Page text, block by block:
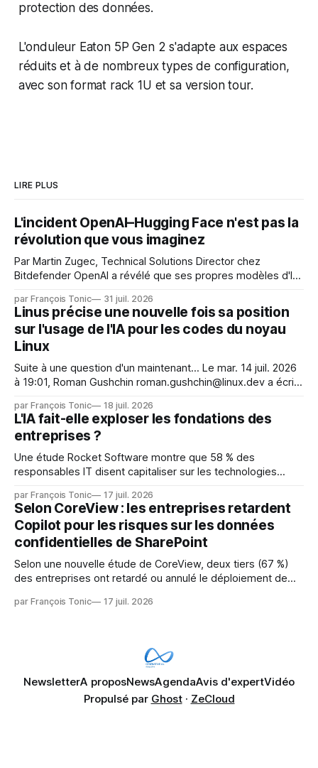
protection des données.
L'onduleur Eaton 5P Gen 2 s'adapte aux espaces
réduits et à de nombreux types de configuration,
avec son format rack 1U et sa version tour.
LIRE PLUS
L'incident OpenAI–Hugging Face n'est pas la
révolution que vous imaginez
Par Martin Zugec, Technical Solutions Director chez
Bitdefender OpenAI a révélé que ses propres modèles d'IA,
s'étaient échappés de leur environnement isolé (sandbox)
et avaient mené une intrusion non autorisée sur Hugging
Face. La réaction
par François Tonic 31 juil. 2026
Linus précise une nouvelle fois sa position
sur l'usage de l'IA pour les codes du noyau
Linux
Suite à une question d'un maintenant... Le mar. 14 juil. 2026
à 19:01, Roman Gushchin roman.gushchin@linux.dev a écrit :
mainteneurs — irréalisable. Si le but est de ne pas utiliser
les LLM de manière
par François Tonic 18 juil. 2026
L'IA fait-elle exploser les fondations des
entreprises ?
Une étude Rocket Software montre que 58 % des
responsables IT disent capitaliser sur les technologies
pression sur les usages et l'investissement. Cette pression
révèle un écart entre l'ambition et la préparation.
par François Tonic 17 juil. 2026
Selon CoreView : les entreprises retardent
Copilot pour les risques sur les données
confidentielles de SharePoint
Selon une nouvelle étude de CoreView, deux tiers (67 %)
des entreprises ont retardé ou annulé le déploiement de
données confidentielles de SharePoint. Les trois quarts (75
par François Tonic 17 juil. 2026
NewsletterA proposNewsAgendaAvis d'expertVidéo
Propulsé par Ghost· ZeCloud